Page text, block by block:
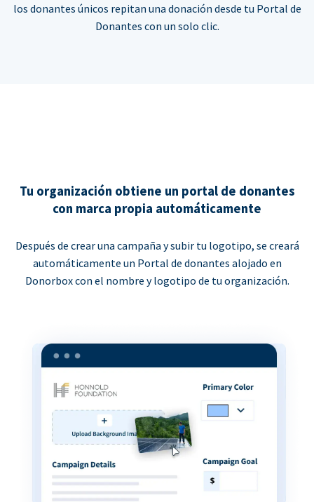
los donantes únicos repitan una donación desde tu Portal de
Donantes con un solo clic.
Tu organización obtiene un portal de donantes
con marca propia automáticamente
Después de crear una campaña y subir tu logotipo, se creará
automáticamente un Portal de donantes alojado en
Donorbox con el nombre y logotipo de tu organización.